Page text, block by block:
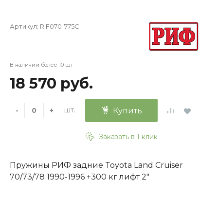
Артикул: RIF070-775C
В наличии более 10 шт
18 570 руб.
- + шт. Купить
Заказать в 1 клик
Пружины РИФ задние Toyota Land Cruiser
70/73/78 1990-1996 +300 кг лифт 2"